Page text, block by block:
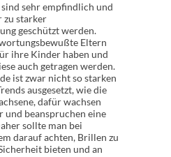
sehr empfindlich und
zu starker
geschützt werden.
Eltern
ihre Kinder haben und
auch getragen werden.
ist zwar nicht so starken
ausgesetzt, wie die
dafür wachsen
und beanspruchen eine
sollte man bei
darauf achten, Brillen zu
bieten und an